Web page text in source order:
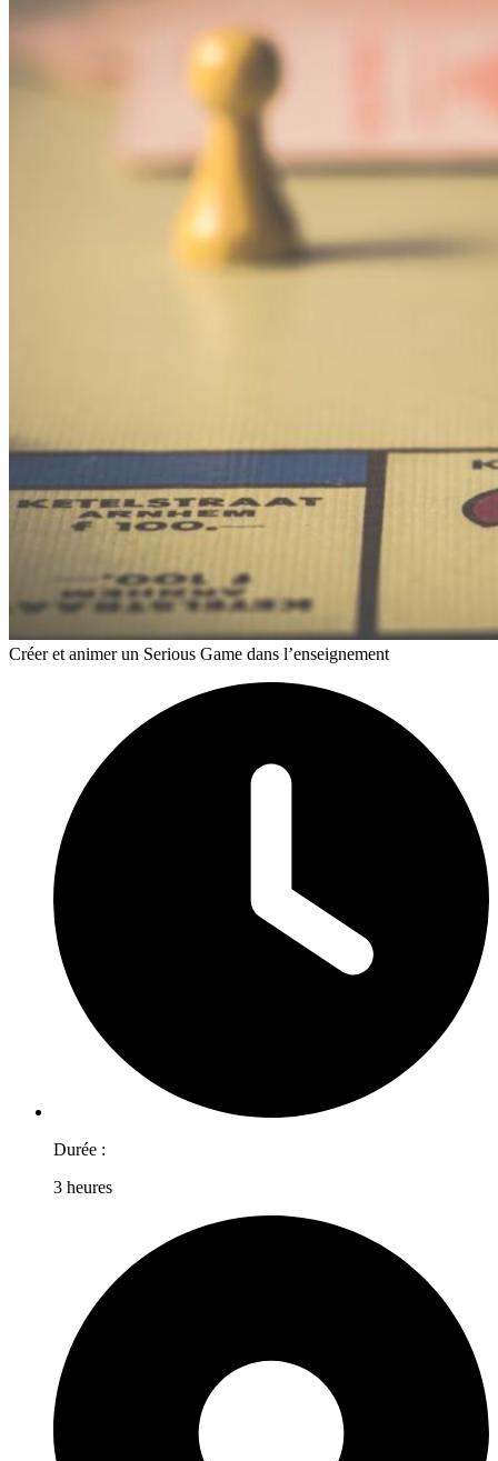
Créer et animer un Serious Game dans l’enseignement
Durée :
3 heures